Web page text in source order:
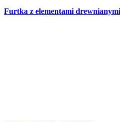
Furtka klasyczna OG-77